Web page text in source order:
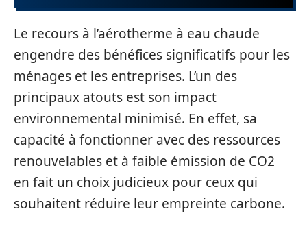
Le recours à l’aérotherme à eau chaude
engendre des bénéfices significatifs pour les
ménages et les entreprises. L’un des
principaux atouts est son impact
environnemental minimisé. En effet, sa
capacité à fonctionner avec des ressources
renouvelables et à faible émission de CO2
en fait un choix judicieux pour ceux qui
souhaitent réduire leur empreinte carbone.